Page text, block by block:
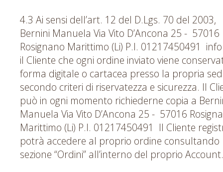
4.3 Ai sensi dell’art. 12 del D.Lgs. 70 del 2003,
Bernini Manuela Via Vito D’Ancona 25 - 57016
Rosignano Marittimo (Li) P.I. 01217450491
il Cliente che ogni ordine inviato viene
forma digitale o cartacea presso la propria
secondo criteri di riservatezza e sicurezza. Il
può in ogni momento richiederne copia a
Manuela Via Vito D’Ancona 25 - 57016
Marittimo (Li) P.I. 01217450491 Il Cliente
potrà accedere al proprio ordine consultando
sezione “Ordini” all’interno del proprio Account.